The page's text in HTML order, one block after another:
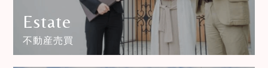
Estate
不動産売買